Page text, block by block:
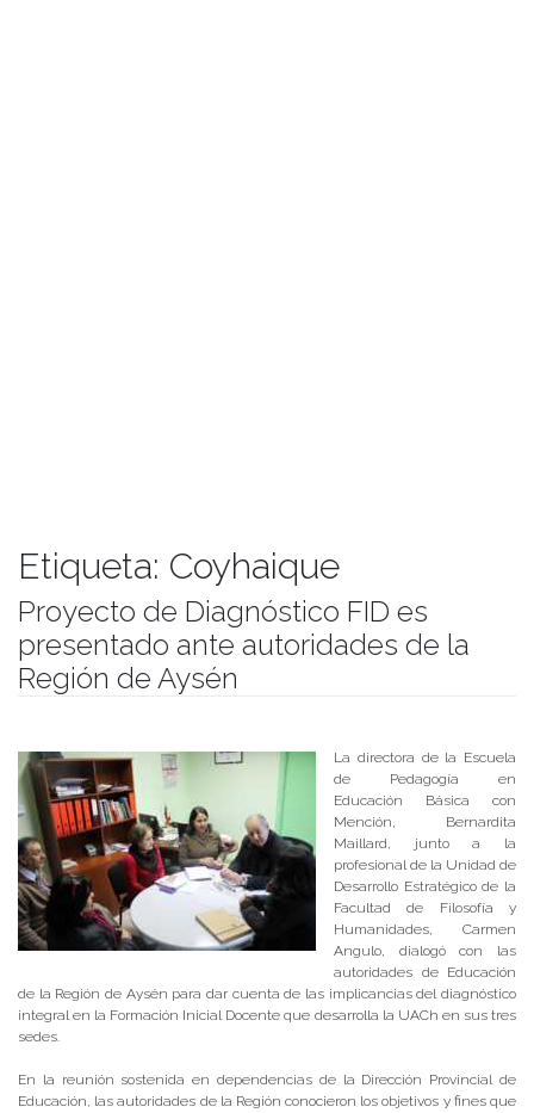
Etiqueta: Coyhaique
Proyecto de Diagnóstico FID es
presentado ante autoridades de la
Región de Aysén
La directora de la Escuela
de Pedagogía en
Educación Básica con
Mención, Bernardita
Maillard, junto a la
profesional de la Unidad de
Desarrollo Estratégico de la
Facultad de Filosofía y
Humanidades, Carmen
Angulo, dialogó con las
autoridades de Educación
de la Región de Aysén para dar cuenta de las implicancias del diagnóstico
integral en la Formación Inicial Docente que desarrolla la UACh en sus tres
sedes.
En la reunión sostenida en dependencias de la Dirección Provincial de
Educación, las autoridades de la Región conocieron los objetivos y fines que